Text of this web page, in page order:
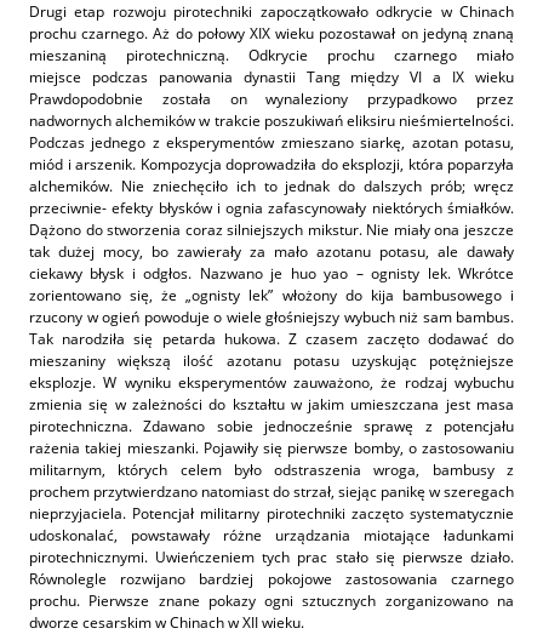
Drugi etap rozwoju pirotechniki zapoczątkowało odkrycie w Chinach
prochu czarnego. Aż do połowy XIX wieku pozostawał on jedyną znaną
mieszaniną pirotechniczną. Odkrycie prochu czarnego miało
miejsce podczas panowania dynastii Tang między VI a IX wieku
Prawdopodobnie została on wynaleziony przypadkowo przez
nadwornych alchemików w trakcie poszukiwań eliksiru nieśmiertelności.
Podczas jednego z eksperymentów zmieszano siarkę, azotan potasu,
miód i arszenik. Kompozycja doprowadziła do eksplozji, która poparzyła
alchemików. Nie zniechęciło ich to jednak do dalszych prób; wręcz
przeciwnie- efekty błysków i ognia zafascynowały niektórych śmiałków.
Dążono do stworzenia coraz silniejszych mikstur. Nie miały ona jeszcze
tak dużej mocy, bo zawierały za mało azotanu potasu, ale dawały
ciekawy błysk i odgłos. Nazwano je huo yao – ognisty lek. Wkrótce
zorientowano się, że „ognisty lek” włożony do kija bambusowego i
rzucony w ogień powoduje o wiele głośniejszy wybuch niż sam bambus.
Tak narodziła się petarda hukowa. Z czasem zaczęto dodawać do
mieszaniny większą ilość azotanu potasu uzyskując potężniejsze
eksplozje. W wyniku eksperymentów zauważono, że rodzaj wybuchu
zmienia się w zależności do kształtu w jakim umieszczana jest masa
pirotechniczna. Zdawano sobie jednocześnie sprawę z potencjału
rażenia takiej mieszanki. Pojawiły się pierwsze bomby, o zastosowaniu
militarnym, których celem było odstraszenia wroga, bambusy z
prochem przytwierdzano natomiast do strzał, siejąc panikę w szeregach
nieprzyjaciela. Potencjał militarny pirotechniki zaczęto systematycznie
udoskonalać, powstawały różne urządzania miotające ładunkami
pirotechnicznymi. Uwieńczeniem tych prac stało się pierwsze działo.
Równolegle rozwijano bardziej pokojowe zastosowania czarnego
prochu. Pierwsze znane pokazy ogni sztucznych zorganizowano na
dworze cesarskim w Chinach w XII wieku.